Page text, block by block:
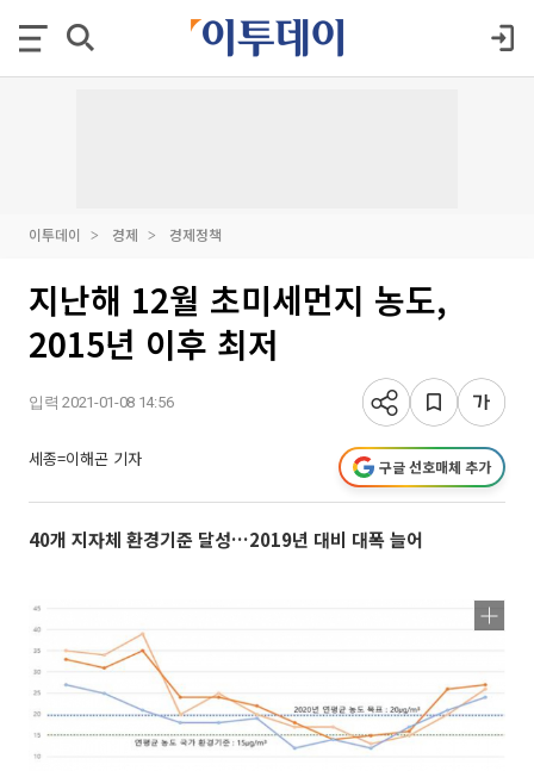
이투데이 경제 경제정책
지난해 12월 초미세먼지 농도,
2015년 이후 최저
입력 2021-01-08 14:56
세종=이해곤 기자 구글 선호매체 추가
40개 지자체 환경기준 달성…2019년 대비 대폭 늘어